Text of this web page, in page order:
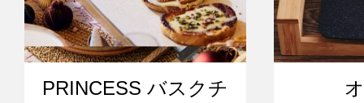
PRINCESS バスクチ